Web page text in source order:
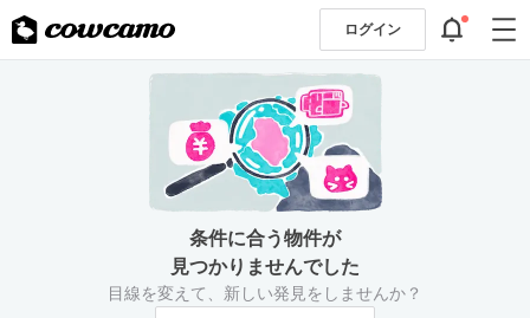
ログイン
条件に合う物件が
見つかりませんでした
目線を変えて、新しい発見をしませんか？